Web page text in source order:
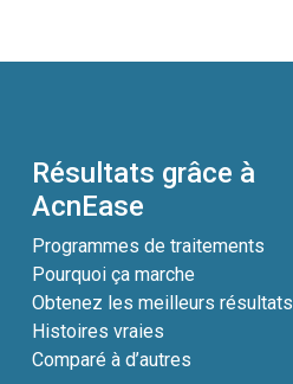
Résultats grâce à
AcnEase
Programmes de traitements
Pourquoi ça marche
Obtenez les meilleurs résultats
Histoires vraies
Comparé à d’autres